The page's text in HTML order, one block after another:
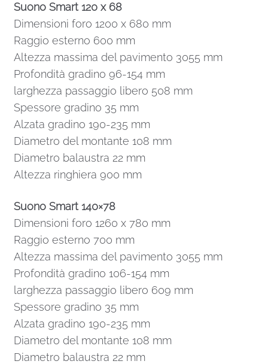
Suono Smart 120 x 68
Dimensioni foro 1200 x 680 mm
Raggio esterno 600 mm
Altezza massima del pavimento 3055 mm
Profondità gradino 96-154 mm
larghezza passaggio libero 508 mm
Spessore gradino 35 mm
Alzata gradino 190-235 mm
Diametro del montante 108 mm
Diametro balaustra 22 mm
Altezza ringhiera 900 mm
Suono Smart 140×78
Dimensioni foro 1260 x 780 mm
Raggio esterno 700 mm
Altezza massima del pavimento 3055 mm
Profondità gradino 106-154 mm
larghezza passaggio libero 609 mm
Spessore gradino 35 mm
Alzata gradino 190-235 mm
Diametro del montante 108 mm
Diametro balaustra 22 mm